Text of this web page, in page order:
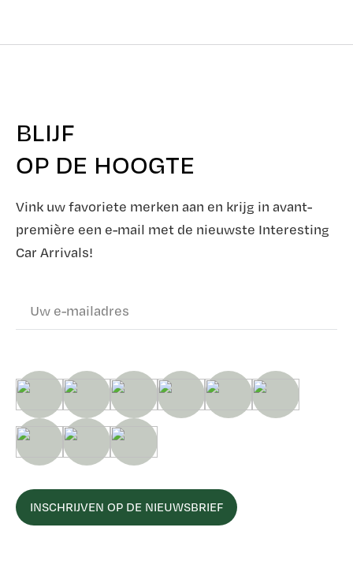
BLIJF
OP DE HOOGTE
Vink uw favoriete merken aan en krijg in avant-
première een e-mail met de nieuwste Interesting
Car Arrivals!